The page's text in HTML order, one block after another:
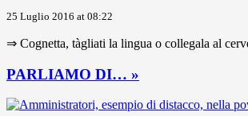
25 Luglio 2016 at 08:22
⇒ Cognetta, tàgliati la lingua o collegala al
PARLIAMO DI… »